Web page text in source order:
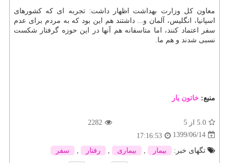
معاون کل وزارت بهداشت اظهار داشت: تجربه ای که کشورهای
اسپانیا، انگلیس، آلمان و... داشتند هم این بود که به مردم برای عدم
سفر اعتماد کنند، اما متاسفانه هم آنها در این حوزه گرفتار شکست
نسبی شدند و هم ما.
منبع: خاتون یار
5.0 از 5
2282
1399/06/14
17:16:53
تگهای خبر:
بیمار بیماری رفتار سفر